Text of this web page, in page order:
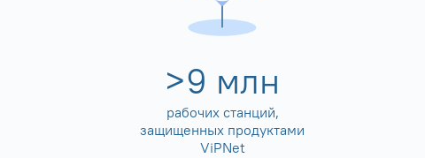
>10 млн
рабочих станций,
защищенных продуктами
ViPNet